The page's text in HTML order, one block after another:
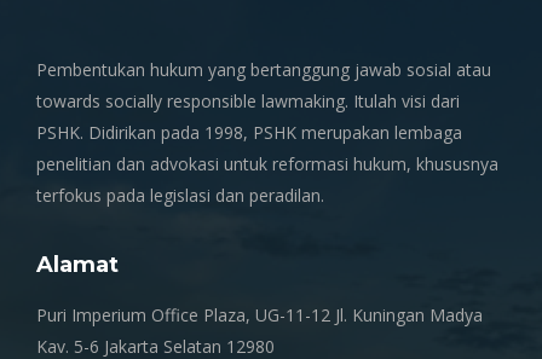
Pembentukan hukum yang bertanggung jawab sosial atau
towards socially responsible lawmaking. Itulah visi dari
PSHK. Didirikan pada 1998, PSHK merupakan lembaga
penelitian dan advokasi untuk reformasi hukum, khususnya
terfokus pada legislasi dan peradilan.
Alamat
Puri Imperium Office Plaza, UG-11-12 Jl. Kuningan Madya
Kav. 5-6 Jakarta Selatan 12980